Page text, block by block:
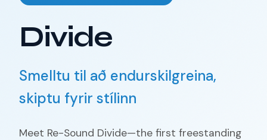
Divide
Smelltu til að endurskilgreina,
skiptu fyrir stílinn
Meet Re-Sound Divide—the first freestanding